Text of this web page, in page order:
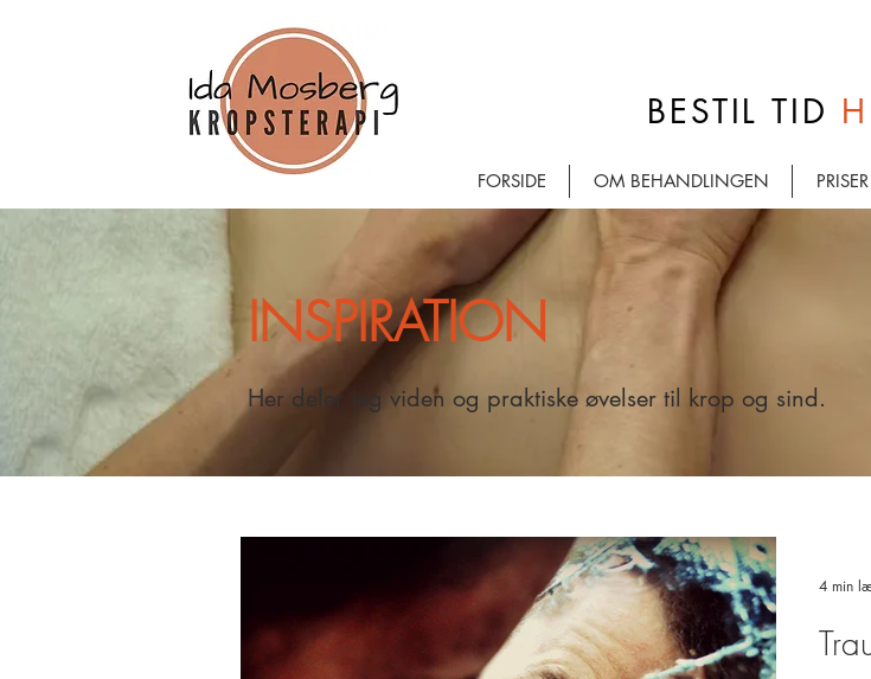
BESTIL TID
FORSIDE OM BEHANDLINGEN
BLOG
INSPIRATION
Her deler jeg viden og praktiske øvelser til krop og sind.
4 min